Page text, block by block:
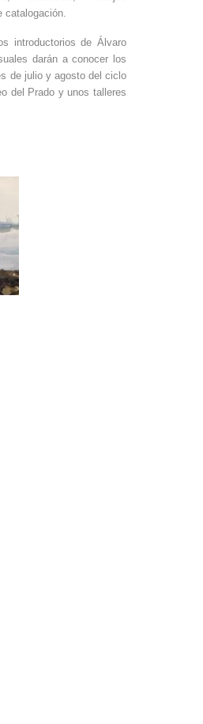
introductorios de Álvaro
darán a conocer los
de julio y agosto del ciclo
del Prado y unos talleres